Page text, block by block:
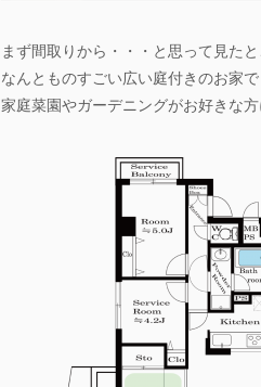
まず間取りから・・・と思って見た
なんとものすごい広い庭付きのお家
家庭菜園やガーデニングがお好きな